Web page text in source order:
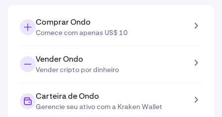
Comprar Ondo
Comece com apenas US$ 10
Vender Ondo
Vender cripto por dinheiro
Carteira de Ondo
Gerencie seu ativo com a Kraken Wallet